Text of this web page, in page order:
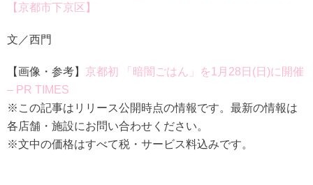
【京都市下京区】
文／西門
【画像・参考】 京都初 「暗闇ごはん」を1月28日(日)に開催
– PR TIMES
※この記事はリリース公開時点の情報です。最新の情報は
各店舗・施設にお問い合わせください。
※文中の価格はすべて税・サービス料込みです。